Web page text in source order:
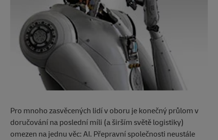
Pro mnoho zasvěcených lidí v oboru je konečný průlom v
doručování na poslední míli (a širším světě logistiky)
omezen na jednu věc: AI. Přepravní společnosti neustále